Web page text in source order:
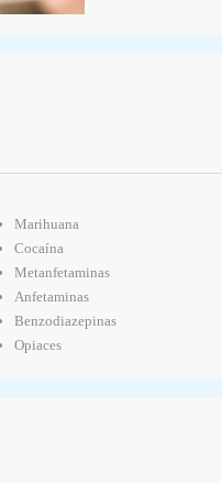
Marihuana
Cocaína
Metanfetaminas
Anfetaminas
Benzodiazepinas
Opiaces